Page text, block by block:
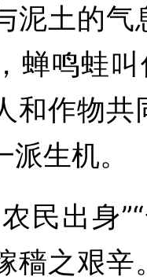
泥土的气
蝉鸣蛙
和作物共
生机。
出身”“
穑之艰